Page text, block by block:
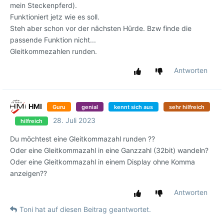
mein Steckenpferd).
Funktioniert jetz wie es soll.
Steh aber schon vor der nächsten Hürde. Bzw finde die
passende Funktion nicht...
Gleitkommezahlen runden.
Antworten
HMI Guru genial kennt sich aus sehr hilfreich
hilfreich 28. Juli 2023
Du möchtest eine Gleitkommazahl runden ??
Oder eine Gleitkommazahl in eine Ganzzahl (32bit) wandeln?
Oder eine Gleitkommazahl in einem Display ohne Komma
anzeigen??
Antworten
Toni hat auf diesen Beitrag geantwortet.